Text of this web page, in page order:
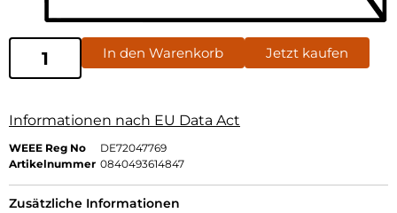
In den Warenkorb Jetzt kaufen
Informationen nach EU Data Act
WEEE Reg No
DE72047769
Artikelnummer 0840493614847
Zusätzliche Informationen